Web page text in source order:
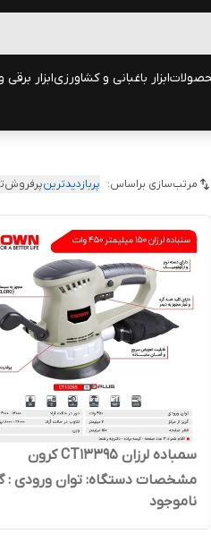
ابزار باغبانی و کشاورزیابزار
مرتب‌سازی براساس: پربازدیدترین
سمباده لرزان CT13395 کرون
مشخصات دستگاه: توان ورودی :
ناموجود